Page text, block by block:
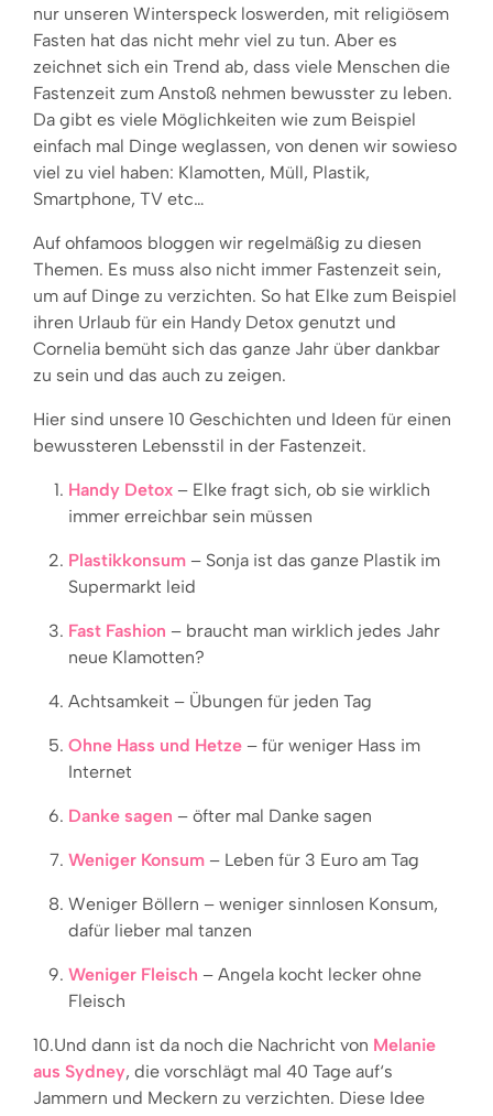
nur unseren Winterspeck loswerden, mit religiösem
Fasten hat das nicht mehr viel zu tun. Aber es
zeichnet sich ein Trend ab, dass viele Menschen die
Fastenzeit zum Anstoß nehmen bewusster zu leben.
Da gibt es viele Möglichkeiten wie zum Beispiel
einfach mal Dinge weglassen, von denen wir sowieso
viel zu viel haben: Klamotten, Müll, Plastik,
Smartphone, TV etc…
Auf ohfamoos bloggen wir regelmäßig zu diesen
Themen. Es muss also nicht immer Fastenzeit sein,
um auf Dinge zu verzichten. So hat Elke zum Beispiel
ihren Urlaub für ein Handy Detox genutzt und
Cornelia bemüht sich das ganze Jahr über dankbar
zu sein und das auch zu zeigen.
Hier sind unsere 10 Geschichten und Ideen für einen
bewussteren Lebensstil in der Fastenzeit.
Handy Detox – Elke fragt sich, ob sie wirklich
immer erreichbar sein müssen
Plastikkonsum – Sonja ist das ganze Plastik im
Supermarkt leid
Fast Fashion – braucht man wirklich jedes Jahr
neue Klamotten?
Achtsamkeit – Übungen für jeden Tag
Ohne Hass und Hetze – für weniger Hass im
Internet
Danke sagen – öfter mal Danke sagen
Weniger Konsum – Leben für 3 Euro am Tag
Weniger Böllern – weniger sinnlosen Konsum,
dafür lieber mal tanzen
Weniger Fleisch – Angela kocht lecker ohne
Fleisch
10.Und dann ist da noch die Nachricht von Melanie
aus Sydney, die vorschlägt mal 40 Tage auf‘s
Jammern und Meckern zu verzichten. Diese Idee